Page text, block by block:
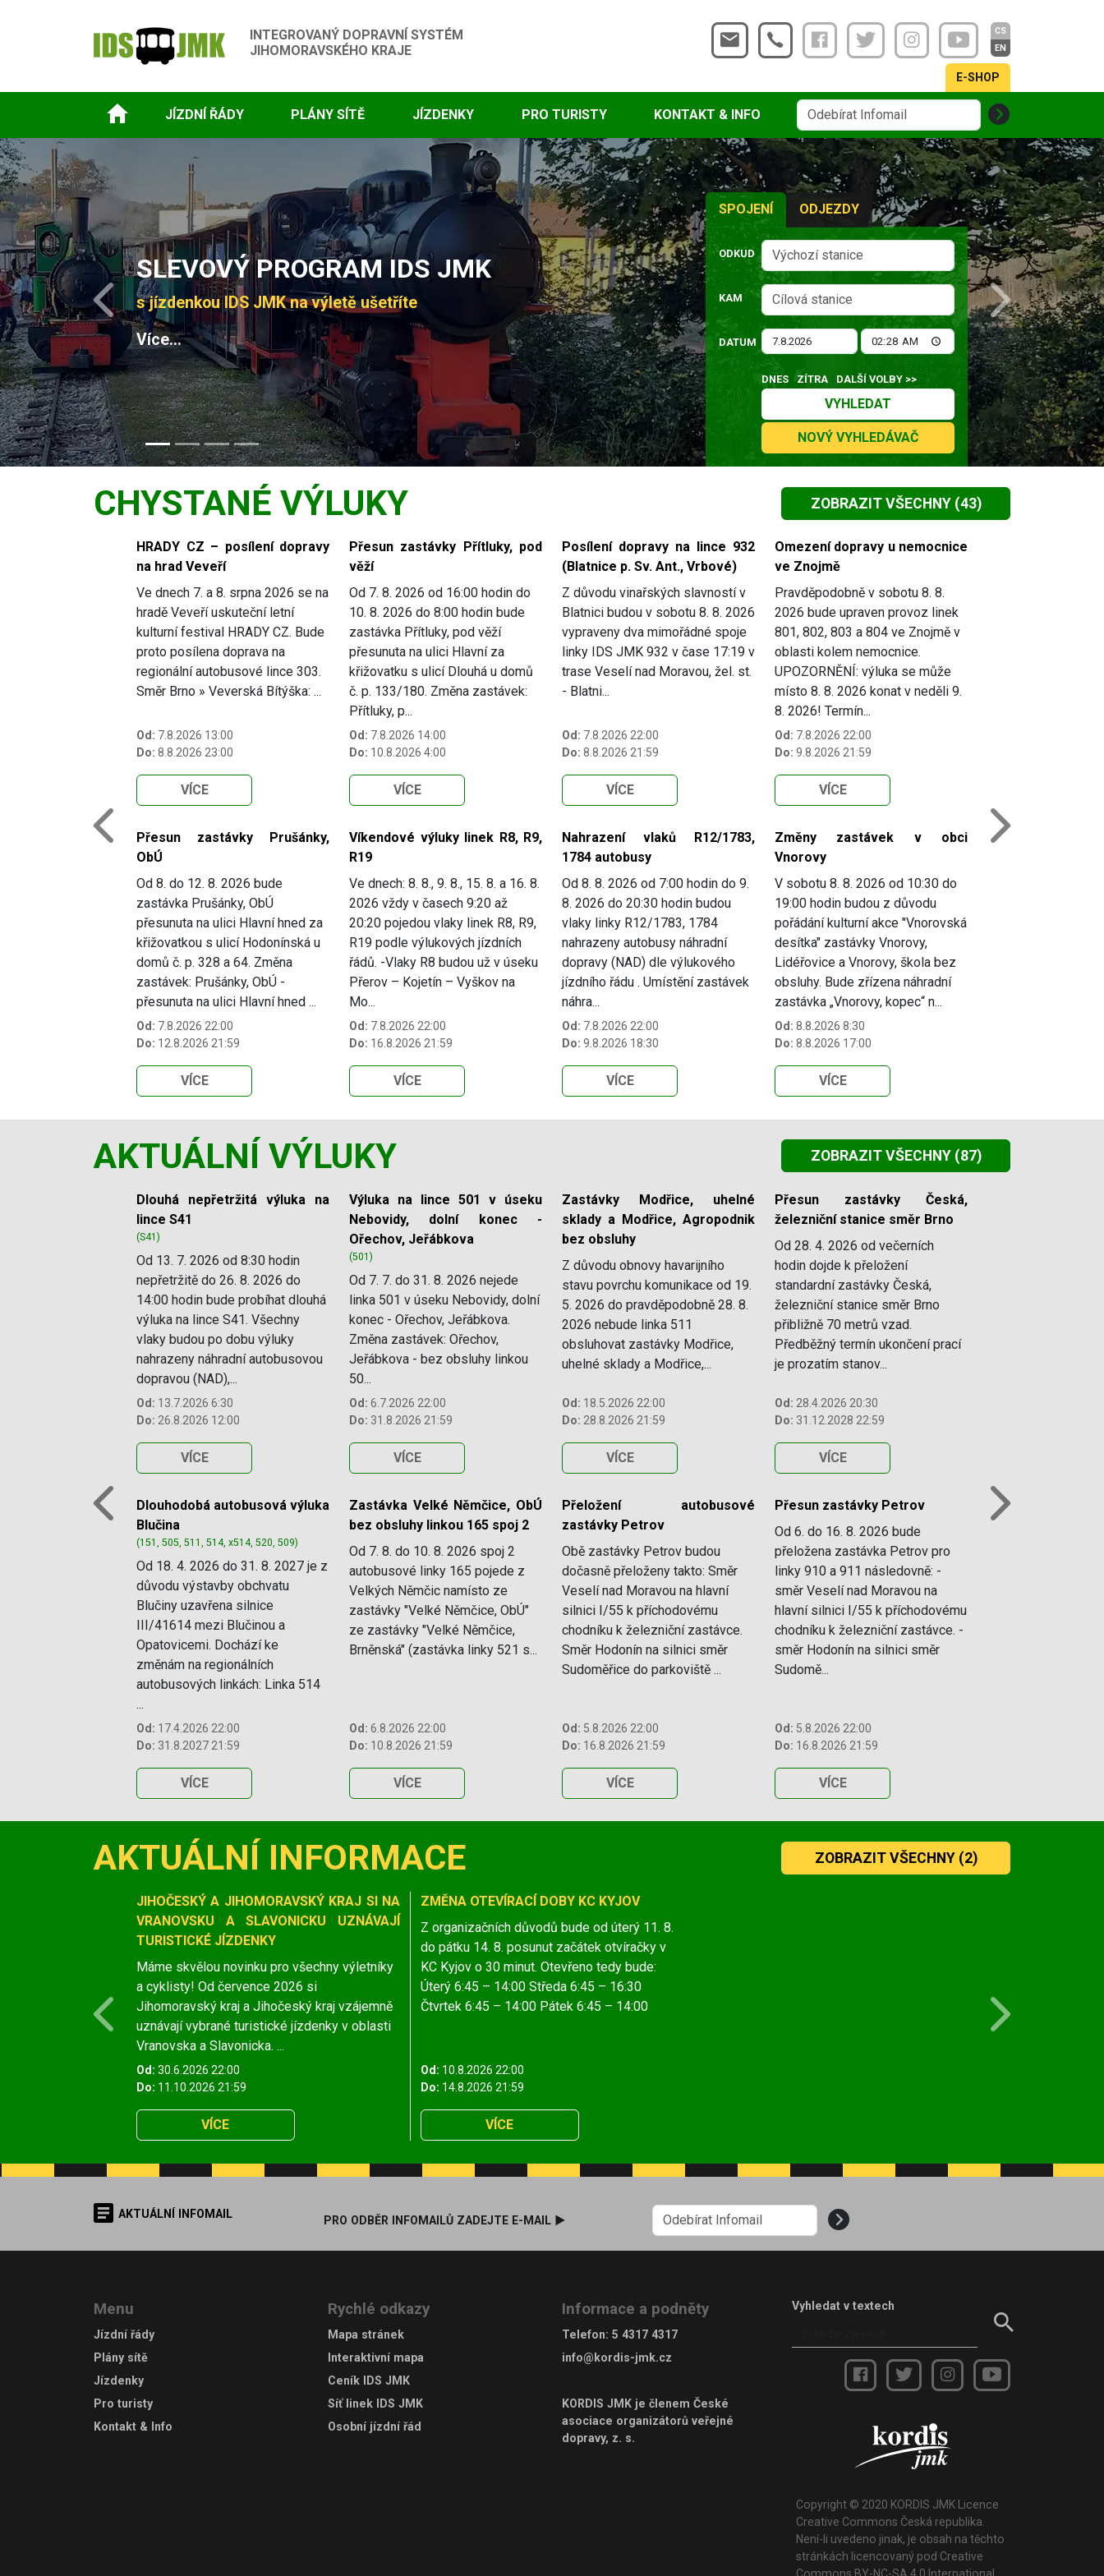
INTEGROVANÝ DOPRAVNÍ SYSTÉM
JIHOMORAVSKÉHO KRAJE
CS
EN
E-SHOP
JÍZDNÍ ŘÁDY PLÁNY SÍTĚ JÍZDENKY PRO TURISTY KONTAKT & INFO
SLEVOVÝ PROGRAM IDS JMK
s jízdenkou IDS JMK na výletě ušetříte
Více...
Previous Next
SPOJENÍ ODJEZDY
ODKUD
KAM
DATUM
DNES ZÍTRA DALŠÍ VOLBY >>
VYHLEDAT
NOVÝ VYHLEDÁVAČ
CHYSTANÉ VÝLUKY ZOBRAZIT VŠECHNY(43)
Slide 1 of 6
HRADY CZ – posílení dopravy
na hrad Veveří
Ve dnech 7. a 8. srpna 2026 se na
hradě Veveří uskuteční letní
kulturní festival HRADY CZ. Bude
proto posílena doprava na
regionální autobusové lince 303.
Směr Brno » Veverská Bítýška: ...
Od: 7.8.2026 13:00
Do: 8.8.2026 23:00
VÍCE
Přesun zastávky Přítluky, pod
věží
Od 7. 8. 2026 od 16:00 hodin do
10. 8. 2026 do 8:00 hodin bude
zastávka Přítluky, pod věží
přesunuta na ulici Hlavní za
křižovatku s ulicí Dlouhá u domů
č. p. 133/180. Změna zastávek:
Přítluky, p...
Od: 7.8.2026 14:00
Do: 10.8.2026 4:00
VÍCE
Posílení dopravy na lince 932
(Blatnice p. Sv. Ant., Vrbové)
Z důvodu vinařských slavností v
Blatnici budou v sobotu 8. 8. 2026
vypraveny dva mimořádné spoje
linky IDS JMK 932 v čase 17:19 v
trase Veselí nad Moravou, žel. st.
- Blatni...
Od: 7.8.2026 22:00
Do: 8.8.2026 21:59
VÍCE
Omezení dopravy u nemocnice
ve Znojmě
Pravděpodobně v sobotu 8. 8.
2026 bude upraven provoz linek
801, 802, 803 a 804 ve Znojmě v
oblasti kolem nemocnice.
UPOZORNĚNÍ: výluka se může
místo 8. 8. 2026 konat v neděli 9.
8. 2026! Termín...
Od: 7.8.2026 22:00
Do: 9.8.2026 21:59
VÍCE
Přesun zastávky Prušánky,
ObÚ
Od 8. do 12. 8. 2026 bude
zastávka Prušánky, ObÚ
přesunuta na ulici Hlavní hned za
křižovatkou s ulicí Hodonínská u
domů č. p. 328 a 64. Změna
zastávek: Prušánky, ObÚ -
přesunuta na ulici Hlavní hned ...
Od: 7.8.2026 22:00
Do: 12.8.2026 21:59
VÍCE
Víkendové výluky linek R8, R9,
R19
Ve dnech: 8. 8., 9. 8., 15. 8. a 16. 8.
2026 vždy v časech 9:20 až
20:20 pojedou vlaky linek R8, R9,
R19 podle výlukových jízdních
řádů. -Vlaky R8 budou už v úseku
Přerov – Kojetín – Vyškov na
Mo...
Od: 7.8.2026 22:00
Do: 16.8.2026 21:59
VÍCE
Nahrazení vlaků R12/1783,
1784 autobusy
Od 8. 8. 2026 od 7:00 hodin do 9.
8. 2026 do 20:30 hodin budou
vlaky linky R12/1783, 1784
nahrazeny autobusy náhradní
dopravy (NAD) dle výlukového
jízdního řádu . Umístění zastávek
náhra...
Od: 7.8.2026 22:00
Do: 9.8.2026 18:30
VÍCE
Změny zastávek v obci
Vnorovy
V sobotu 8. 8. 2026 od 10:30 do
19:00 hodin budou z důvodu
pořádání kulturní akce "Vnorovská
desítka" zastávky Vnorovy,
Lidéřovice a Vnorovy, škola bez
obsluhy. Bude zřízena náhradní
zastávka „Vnorovy, kopec“ n...
Od: 8.8.2026 8:30
Do: 8.8.2026 17:00
VÍCE
Previous
AKTUÁLNÍ VÝLUKY ZOBRAZIT VŠECHNY(87)
Slide 1 of 11
Dlouhá nepřetržitá výluka na
lince S41
(S41)
Od 13. 7. 2026 od 8:30 hodin
nepřetržitě do 26. 8. 2026 do
14:00 hodin bude probíhat dlouhá
výluka na lince S41. Všechny
vlaky budou po dobu výluky
nahrazeny náhradní autobusovou
dopravou (NAD),...
Od: 13.7.2026 6:30
Do: 26.8.2026 12:00
VÍCE
Výluka na lince 501 v úseku
Nebovidy, dolní konec -
Ořechov, Jeřábkova
(501)
Od 7. 7. do 31. 8. 2026 nejede
linka 501 v úseku Nebovidy, dolní
konec - Ořechov, Jeřábkova.
Změna zastávek: Ořechov,
Jeřábkova - bez obsluhy linkou
50...
Od: 6.7.2026 22:00
Do: 31.8.2026 21:59
VÍCE
Zastávky Modřice, uhelné
sklady a Modřice, Agropodnik
bez obsluhy
Z důvodu obnovy havarijního
stavu povrchu komunikace od 19.
5. 2026 do pravděpodobně 28. 8.
2026 nebude linka 511
obsluhovat zastávky Modřice,
uhelné sklady a Modřice,...
Od: 18.5.2026 22:00
Do: 28.8.2026 21:59
VÍCE
Přesun zastávky Česká,
železniční stanice směr Brno
Od 28. 4. 2026 od večerních
hodin dojde k přeložení
standardní zastávky Česká,
železniční stanice směr Brno
přibližně 70 metrů vzad.
Předběžný termín ukončení prací
je prozatím stanov...
Od: 28.4.2026 20:30
Do: 31.12.2028 22:59
VÍCE
Dlouhodobá autobusová výluka
Blučina
(151, 505, 511, 514, x514, 520, 509)
Od 18. 4. 2026 do 31. 8. 2027 je z
důvodu výstavby obchvatu
Blučiny uzavřena silnice
III/41614 mezi Blučinou a
Opatovicemi. Dochází ke
změnám na regionálních
autobusových linkách: Linka 514
...
Od: 17.4.2026 22:00
Do: 31.8.2027 21:59
VÍCE
Zastávka Velké Němčice, ObÚ
bez obsluhy linkou 165 spoj 2
Od 7. 8. do 10. 8. 2026 spoj 2
autobusové linky 165 pojede z
Velkých Němčic namísto ze
zastávky "Velké Němčice, ObÚ"
ze zastávky "Velké Němčice,
Brněnská" (zastávka linky 521 s...
Od: 6.8.2026 22:00
Do: 10.8.2026 21:59
VÍCE
Přeložení autobusové
zastávky Petrov
Obě zastávky Petrov budou
dočasně přeloženy takto: Směr
Veselí nad Moravou na hlavní
silnici I/55 k příchodovému
chodníku k železniční zastávce.
Směr Hodonín na silnici směr
Sudoměřice do parkoviště ...
Od: 5.8.2026 22:00
Do: 16.8.2026 21:59
VÍCE
Přesun zastávky Petrov
Od 6. do 16. 8. 2026 bude
přeložena zastávka Petrov pro
linky 910 a 911 následovně: -
směr Veselí nad Moravou na
hlavní silnici I/55 k příchodovému
chodníku k železniční zastávce. -
směr Hodonín na silnici směr
Sudomě...
Od: 5.8.2026 22:00
Do: 16.8.2026 21:59
VÍCE
Previous
AKTUÁLNÍ INFORMACE ZOBRAZIT VŠECHNY(2)
Slide 1 of 1
JIHOČESKÝ A JIHOMORAVSKÝ KRAJ SI NA
VRANOVSKU A SLAVONICKU UZNÁVAJÍ
TURISTICKÉ JÍZDENKY
Máme skvělou novinku pro všechny výletníky
a cyklisty! Od července 2026 si
Jihomoravský kraj a Jihočeský kraj vzájemně
uznávají vybrané turistické jízdenky v oblasti
Vranovska a Slavonicka. ...
Od: 30.6.2026 22:00
Do: 11.10.2026 21:59
VÍCE
ZMĚNA OTEVÍRACÍ DOBY KC KYJOV
Z organizačních důvodů bude od úterý 11. 8.
do pátku 14. 8. posunut začátek otvíračky v
KC Kyjov o 30 minut. Otevřeno tedy bude:
Úterý 6:45 – 14:00 Středa 6:45 – 16:30
Čtvrtek 6:45 – 14:00 Pátek 6:45 – 14:00
Od: 10.8.2026 22:00
Do: 14.8.2026 21:59
VÍCE
Previous
AKTUÁLNÍ INFOMAIL PRO ODBĚR INFOMAILŮ ZADEJTE E-MAIL ►
Menu
Jízdní řády
Plány sítě
Jízdenky
Pro turisty
Kontakt & Info
Rychlé odkazy
Mapa stránek
Interaktivní mapa
Ceník IDS JMK
Síť linek IDS JMK
Osobní jízdní řád
Informace a podněty
Telefon: 5 4317 4317
info@kordis-jmk.cz
KORDIS JMK je členem České
asociace organizátorů veřejné
dopravy, z. s.
Vyhledat v textech
Copyright © 2020 KORDIS JMK Licence
Creative Commons Česká republika.
Není-li uvedeno jinak, je obsah na těchto
stránkách licencovaný pod Creative